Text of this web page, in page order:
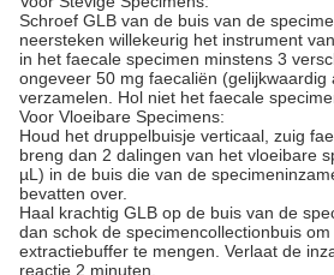
Schroef GLB van de buis van de
neersteken willekeurig het instrument
in het faecale specimen minstens 3
ongeveer 50 mg faecaliën
verzamelen. Hol niet het faecale
Voor Vloeibare Specimens:
Houd het druppelbuisje verticaal, zuig
breng dan 2 dalingen van het vloeibare
µL) in de buis die van de
bevatten over.
Haal krachtig GLB op de buis van de
dan schok de specimencollectionbuis
extractiebuffer te mengen. Verlaat de
reactie 2 minuten.